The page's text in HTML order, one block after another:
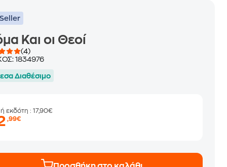
Και οι Θεοί
(4)
1834976
Διαθέσιμο
εκδότη: 17,90€
,99€